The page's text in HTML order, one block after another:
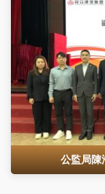
公監局陳